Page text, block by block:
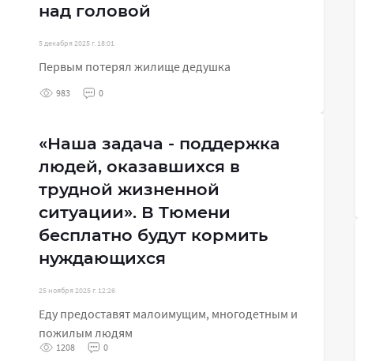
над головой
5 декабря 2025 г. 18:01
Первым потерял жилище дедушка
983 0
«Наша задача - поддержка
людей, оказавшихся в
трудной жизненной
ситуации». В Тюмени
бесплатно будут кормить
нуждающихся
25 ноября 2025 г. 12:26
Еду предоставят малоимущим, многодетным и
пожилым людям
1208 0